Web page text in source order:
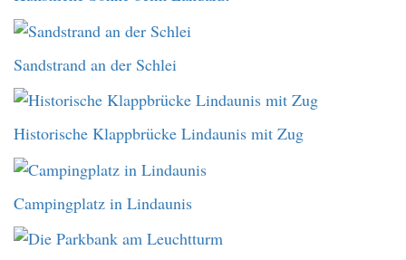
Sandstrand an der Schlei
Historische Klappbrücke Lindaunis mit Zug
Campingplatz in Lindaunis